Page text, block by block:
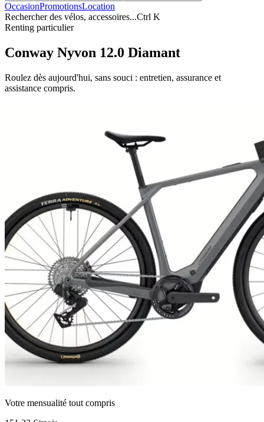
OccasionPromotionsLocation
Rechercher des vélos, accessoires...Ctrl K
Renting particulier
Conway Nyvon 12.0 Diamant
Roulez dès aujourd'hui, sans souci : entretien, assurance et
assistance compris.
Votre mensualité tout compris